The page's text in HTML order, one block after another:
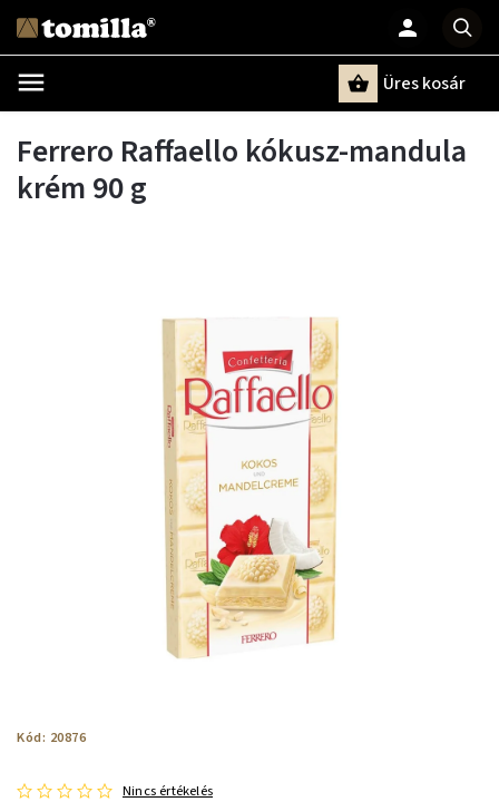
Üres kosár
Ferrero Raffaello kókusz-mandula
krém 90 g
Kód: 20876
Nincs értékelés